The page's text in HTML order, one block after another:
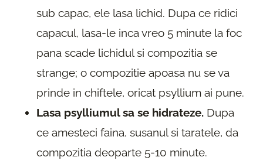
sub capac, ele lasa lichid. Dupa ce ridici
capacul, lasa-le inca vreo 5 minute la foc
pana scade lichidul si compozitia se
strange; o compozitie apoasa nu se va
prinde in chiftele, oricat psyllium ai pune.
Lasa psylliumul sa se hidrateze. Dupa
ce amesteci faina, susanul si taratele, da
compozitia deoparte 5-10 minute.